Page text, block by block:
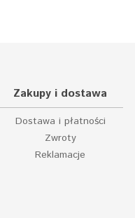
Zakupy i dostawa
Dostawa i płatności
Zwroty
Reklamacje